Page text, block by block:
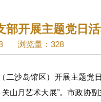
部开展主题党日
18 浏览量：328
沙岛馆区）开展主题党
月艺术大展”。市政协副